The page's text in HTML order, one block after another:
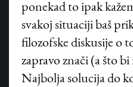
ponekad to ipak
svakoj situaciji baš
filozofske diskusije o
zapravo znači (a što
Najbolja solucija do